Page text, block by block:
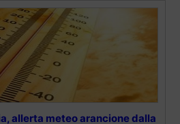
allerta meteo arancione dalla